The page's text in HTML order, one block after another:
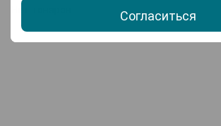
Согласиться
Теплицы и парники
Агроткань